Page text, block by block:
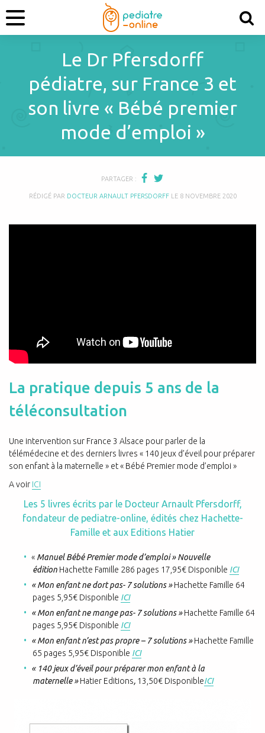
Le Dr Pfersdorff
pédiatre, sur France 3 et
son livre « Bébé premier
mode d’emploi »
PARTAGER :
RÉDIGÉ PAR DOCTEUR ARNAULT PFERSDORFFLE 8 NOVEMBRE 2020
La pratique depuis 5 ans de la
téléconsultation
Une intervention sur France 3 Alsace pour parler de la
télémédecine et des derniers livres « 140 jeux d’éveil pour préparer
son enfant à la maternelle » et « Bébé Premier mode d’emploi »
A voir ICI
Les 5 livres écrits par le Docteur Arnault Pfersdorff,
fondateur de pediatre-online, édités chez Hachette-
Famille et aux Editions Hatier
« Manuel Bébé Premier mode d’emploi » Nouvelle
édition Hachette Famille 286 pages 17,95€ Disponible ICI
« Mon enfant ne dort pas- 7 solutions »Hachette Famille 64
pages 5,95€ Disponible ICI
« Mon enfant ne mange pas- 7 solutions »Hachette Famille 64
pages 5,95€ Disponible ICI
« Mon enfant n’est pas propre – 7 solutions »Hachette Famille
65 pages 5,95€ Disponible ICI
« 140 jeux d’éveil pour préparer mon enfant à la
maternelle »Hatier Editions, 13,50€ DisponibleICI